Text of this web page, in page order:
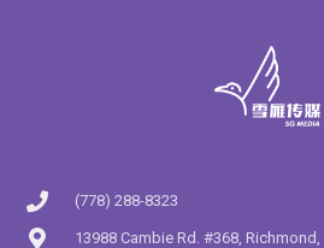
(778) 288-8323
13988 Cambie Rd. #368, Richmond,